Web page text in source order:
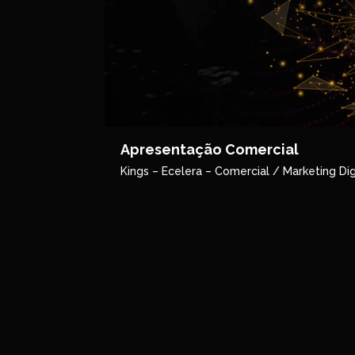
Apresentação Comercial
Kings – Ecelera – Comercial / Marketing